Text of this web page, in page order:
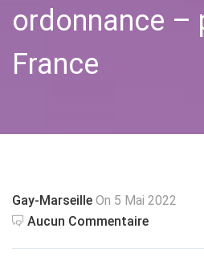
ordonnance –
France
Gay-Marseille On 5 Mai 2022
Aucun Commentaire